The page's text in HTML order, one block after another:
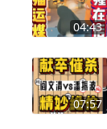
04:43
07:57